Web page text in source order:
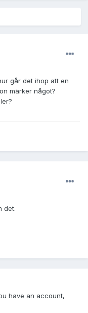
går det ihop att en
märker något?
det.
have an account,